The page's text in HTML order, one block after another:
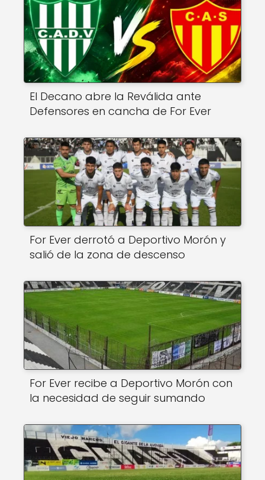
El Decano abre la Reválida ante
Defensores en cancha de For Ever
For Ever derrotó a Deportivo Morón y
salió de la zona de descenso
For Ever recibe a Deportivo Morón con
la necesidad de seguir sumando